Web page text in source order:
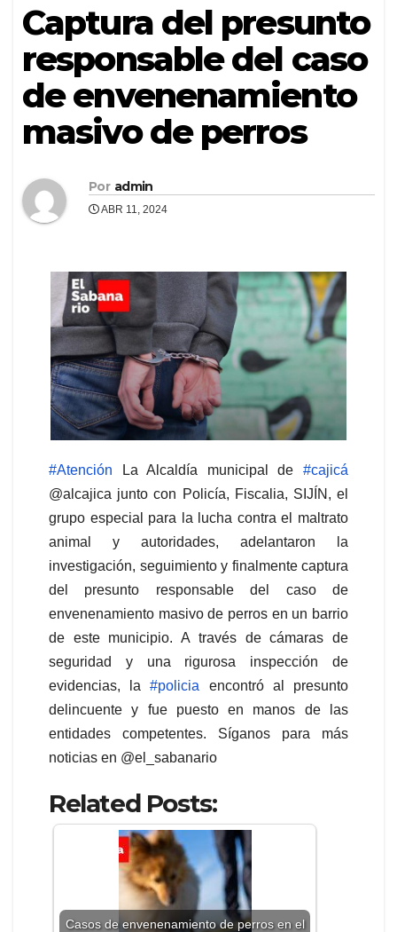
Captura del presunto
responsable del caso
de envenenamiento
masivo de perros
Por admin
ABR 11, 2024
#Atención La Alcaldía municipal de #cajicá
@alcajica junto con Policía, Fiscalia, SIJÍN, el
grupo especial para la lucha contra el maltrato
animal y autoridades, adelantaron la
investigación, seguimiento y finalmente captura
del presunto responsable del caso de
envenenamiento masivo de perros en un barrio
de este municipio. A través de cámaras de
seguridad y una rigurosa inspección de
evidencias, la#policia encontró al presunto
delincuente y fue puesto en manos de las
entidades competentes. Síganos para más
noticias en @el_sabanario
Related Posts:
Casos de envenenamiento de perros en el